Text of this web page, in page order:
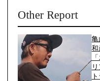
Other Report
亀
和